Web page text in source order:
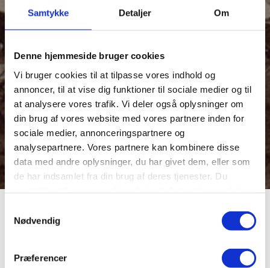
Samtykke Detaljer Om
Denne hjemmeside bruger cookies
Vi bruger cookies til at tilpasse vores indhold og
annoncer, til at vise dig funktioner til sociale medier og til
at analysere vores trafik. Vi deler også oplysninger om
din brug af vores website med vores partnere inden for
sociale medier, annonceringspartnere og
analysepartnere. Vores partnere kan kombinere disse
data med andre oplysninger, du har givet dem, eller som
de har indsamlet fra din brug af deres tjenester. Du
Nødvendig
Præferencer
Eksercerpladsen
På billedet er en flyver landet på den gamle